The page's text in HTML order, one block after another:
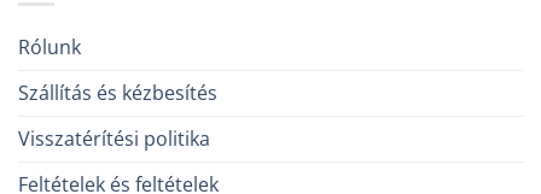
Rólunk
Szállítás és kézbesítés
Visszatérítési politika
Feltételek és feltételek